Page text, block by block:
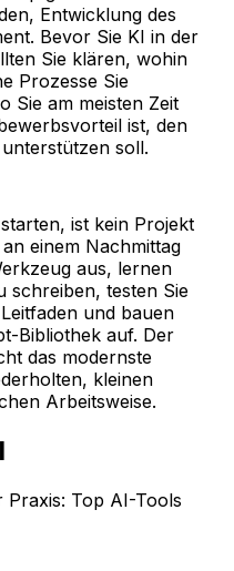
Entwicklung des
Bevor Sie KI in der
Sie klären, wohin
Prozesse Sie
Sie am meisten Zeit
ist, den
soll.
ist kein Projekt
einem Nachmittag
aus, lernen
schreiben, testen Sie
und bauen
Bibliothek auf. Der
das modernste
kleinen
Arbeitsweise.
Praxis: Top AI-Tools